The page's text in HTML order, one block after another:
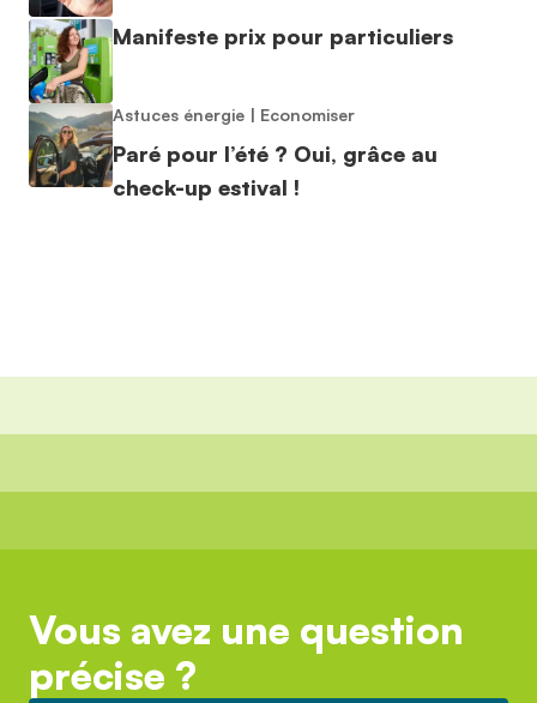
Manifeste prix pour particuliers
Astuces énergie | Economiser
Paré pour l’été ? Oui, grâce au
check-up estival !
Vous avez une question
précise ?